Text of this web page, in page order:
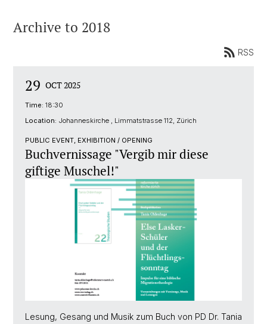
Archive to 2018
RSS
29 OCT 2025
Time: 18:30
Location: Johanneskirche , Limmatstrasse 112, Zürich
PUBLIC EVENT, EXHIBITION / OPENING
Buchvernissage "Vergib mir diese
giftige Muschel!"
Lesung, Gesang und Musik zum Buch von PD Dr. Tania